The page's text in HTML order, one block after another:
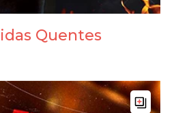
Quentes